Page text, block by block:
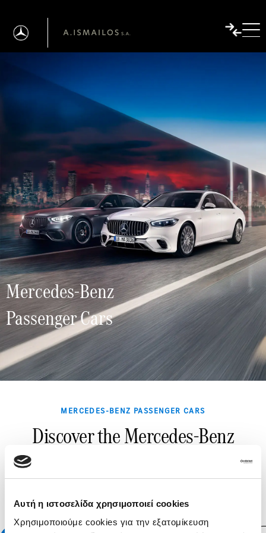
Αυτή η ιστοσελίδα χρησιμοποιεί cookies
Χρησιμοποιούμε cookies για την εξατομίκευση
Mercedes-Benz
Passenger Cars
MERCEDES-BENZ PASSENGER CARS
Discover the Mercedes-Benz
suits your needs and lifestyle.